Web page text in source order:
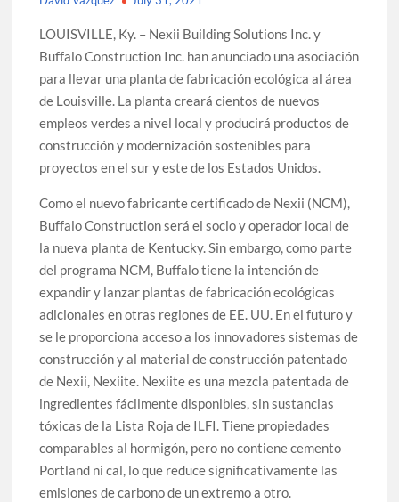
LOUISVILLE, Ky. – Nexii Building Solutions Inc. y
Buffalo Construction Inc. han anunciado una asociación
para llevar una planta de fabricación ecológica al área
de Louisville. La planta creará cientos de nuevos
empleos verdes a nivel local y producirá productos de
construcción y modernización sostenibles para
proyectos en el sur y este de los Estados Unidos.
Como el nuevo fabricante certificado de Nexii (NCM),
Buffalo Construction será el socio y operador local de
la nueva planta de Kentucky. Sin embargo, como parte
del programa NCM, Buffalo tiene la intención de
expandir y lanzar plantas de fabricación ecológicas
adicionales en otras regiones de EE. UU. En el futuro y
se le proporciona acceso a los innovadores sistemas de
construcción y al material de construcción patentado
de Nexii, Nexiite. Nexiite es una mezcla patentada de
ingredientes fácilmente disponibles, sin sustancias
tóxicas de la Lista Roja de ILFI. Tiene propiedades
comparables al hormigón, pero no contiene cemento
Portland ni cal, lo que reduce significativamente las
emisiones de carbono de un extremo a otro.